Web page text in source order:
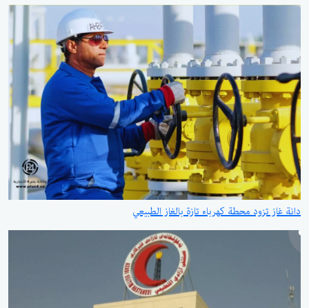
دانة غاز تزود محطة كهرباء تازة بالغاز الطبيعي